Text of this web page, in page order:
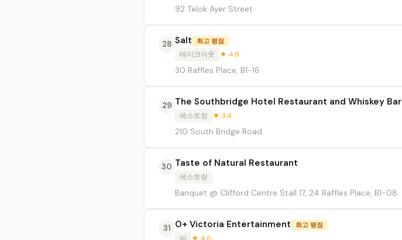
92 Telok Ayer Street
28 Salt 최고 평점
테이크아웃 ★ 4.8
30 Raffles Place, B1-16
29 The Southbridge Hotel Restaurant and Whiskey Bar
레스토랑 ★ 3.4
210 South Bridge Road
30 Taste of Natural Restaurant
레스토랑
Banquet @ Clifford Centre Stall 17, 24 Raffles Place, B1-08
31 O+ Victoria Entertainment 최고 평점